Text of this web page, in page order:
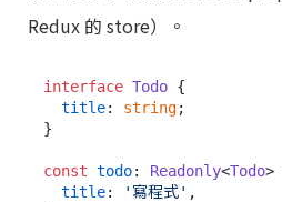
Redux 的 store）。
interface Todo {
title: string;
}
const todo: Readonly<Todo>
title: '寫程式' ,